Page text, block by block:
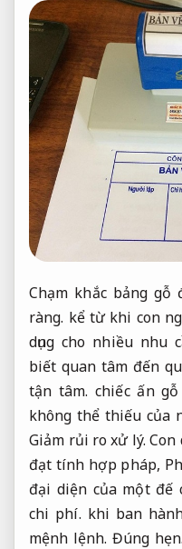
Chạm khắc bảng gỗ
ràng. kể từ khi con
dụng cho nhiều nhu
biết quan tâm đến
tận tâm. chiếc ấn
không thể thiếu của
Giảm rủi ro xử lý. Con
đạt tính hợp pháp,
đại diện của một đế
chi phí. khi ban
mệnh lệnh. Đúng hẹn.